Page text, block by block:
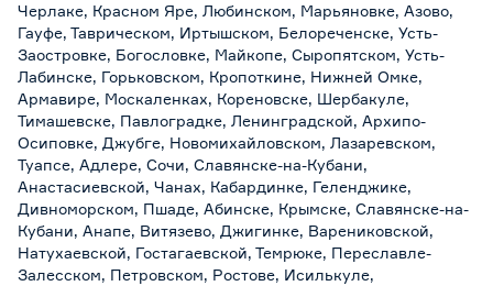
Черлаке, Красном Яре, Любинском, Марьяновке, Азово,
Гауфе, Таврическом, Иртышском, Белореченске, Усть-
Заостровке, Богословке, Майкопе, Сыропятском, Усть-
Лабинске, Горьковском, Кропоткине, Нижней Омке,
Армавире, Москаленках, Кореновске, Шербакуле,
Тимашевске, Павлоградке, Ленинградской, Архипо-
Осиповке, Джубге, Новомихайловском, Лазаревском,
Туапсе, Адлере, Сочи, Славянске-на-Кубани,
Анастасиевской, Чанах, Кабардинке, Геленджике,
Дивноморском, Пшаде, Абинске, Крымске, Славянске-на-
Кубани, Анапе, Витязево, Джигинке, Варениковской,
Натухаевской, Гостагаевской, Темрюке, Переславле-
Залесском, Петровском, Ростове, Исилькуле,